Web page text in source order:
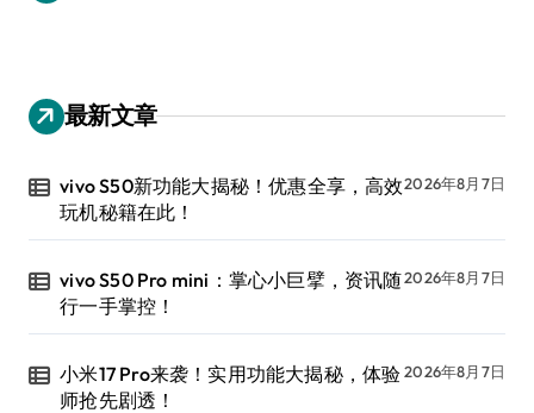
最新文章
vivo S50新功能大揭秘！优惠全享，高效
玩机秘籍在此！
2026年8月7日
vivo S50 Pro mini：掌心小巨擘，资讯随
行一手掌控！
2026年8月7日
小米17 Pro来袭！实用功能大揭秘，体验
师抢先剧透！
2026年8月7日